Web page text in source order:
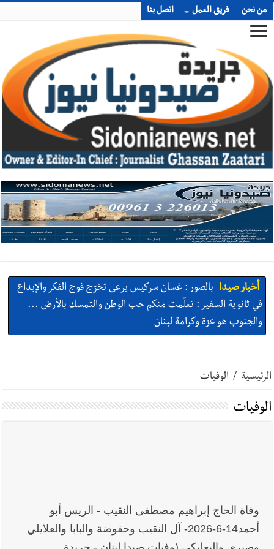
من نحن فريق العمل اتصل بنا
أخبار صيدا بالصور : غسان سركيس يرعى تخرّج فوج الفكر والإبداع
في ثانوية السفير : تعلّمت منكم حب الوطن والتمسك بالأرض ...
والجنوب هو عزة وكرامة لبنان
أخبار صيدا بلدية صيدا : حجز مركبتي توكتوك وتغريم صاحبهما
أخبار صيدا
بلدية صيدا ومؤسسة الحريري تعقدان الاجتماع
التشاوري الأول للمرصد الحضري
الرئيسية / الوفيات
الوفيات
وفاة الحاج إبراهيم مصطفى النقيب - الريس أبو
أحمد14-6-2026- آل النقيب وحفوضة والبابا والعلايلي